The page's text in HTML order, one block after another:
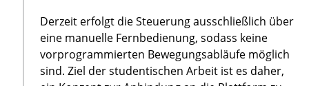
Derzeit erfolgt die Steuerung ausschließlich über
eine manuelle Fernbedienung, sodass keine
vorprogrammierten Bewegungsabläufe möglich
sind. Ziel der studentischen Arbeit ist es daher,